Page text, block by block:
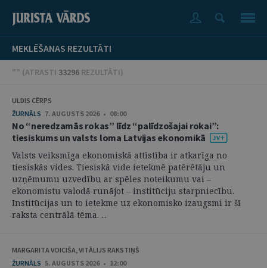
MEKLĒŠANAS REZULTĀTI
"" (ATRASTI 33296 REZULTĀTI)
ULDIS CĒRPS
ŽURNĀLS 7. AUGUSTS 2026 • 08:00
No “neredzamās rokas” līdz “palīdzošajai rokai”:
tiesiskums un valsts loma Latvijas ekonomikā
Valsts veiksmīga ekonomiskā attīstība ir atkarīga no
tiesiskās vides. Tiesiskā vide ietekmē patērētāju un
uzņēmumu uzvedību ar spēles noteikumu vai –
ekonomistu valodā runājot – institūciju starpniecību.
Institūcijas un to ietekme uz ekonomisko izaugsmi ir šī
raksta centrālā tēma. ...
MARGARITA VOICIŠA, VITĀLIJS RAKSTIŅŠ
ŽURNĀLS 5. AUGUSTS 2026 • 12:00